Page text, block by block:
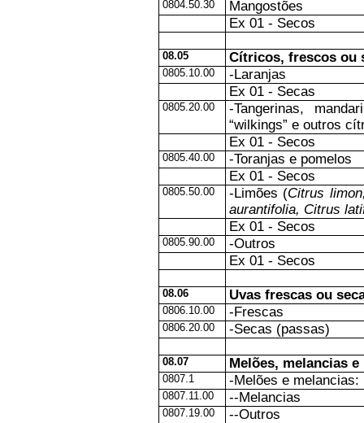
0804.50.30
Mangostões
Ex 01 - Secos
08.05 Cítricos, frescos ou
0805.10.00
-Laranjas
Ex 01 - Secas
0805.20.00
-Tangerinas,
“wilkings” e outros
Ex 01 - Secos
0805.40.00
-Toranjas e pomelos
Ex 01 - Secos
0805.50.00 -Limões (Citrus
aurantifolia, Citrus
Ex 01 - Secos
0805.90.00
-Outros
Ex 01 - Secos
08.06 Uvas frescas ou
0806.10.00 -Frescas
0806.20.00 -Secas (passas)
08.07 Melões, melancias
0807.1 -Melões e melancias:
0807.11.00 --Melancias
0807.19.00 --Outros